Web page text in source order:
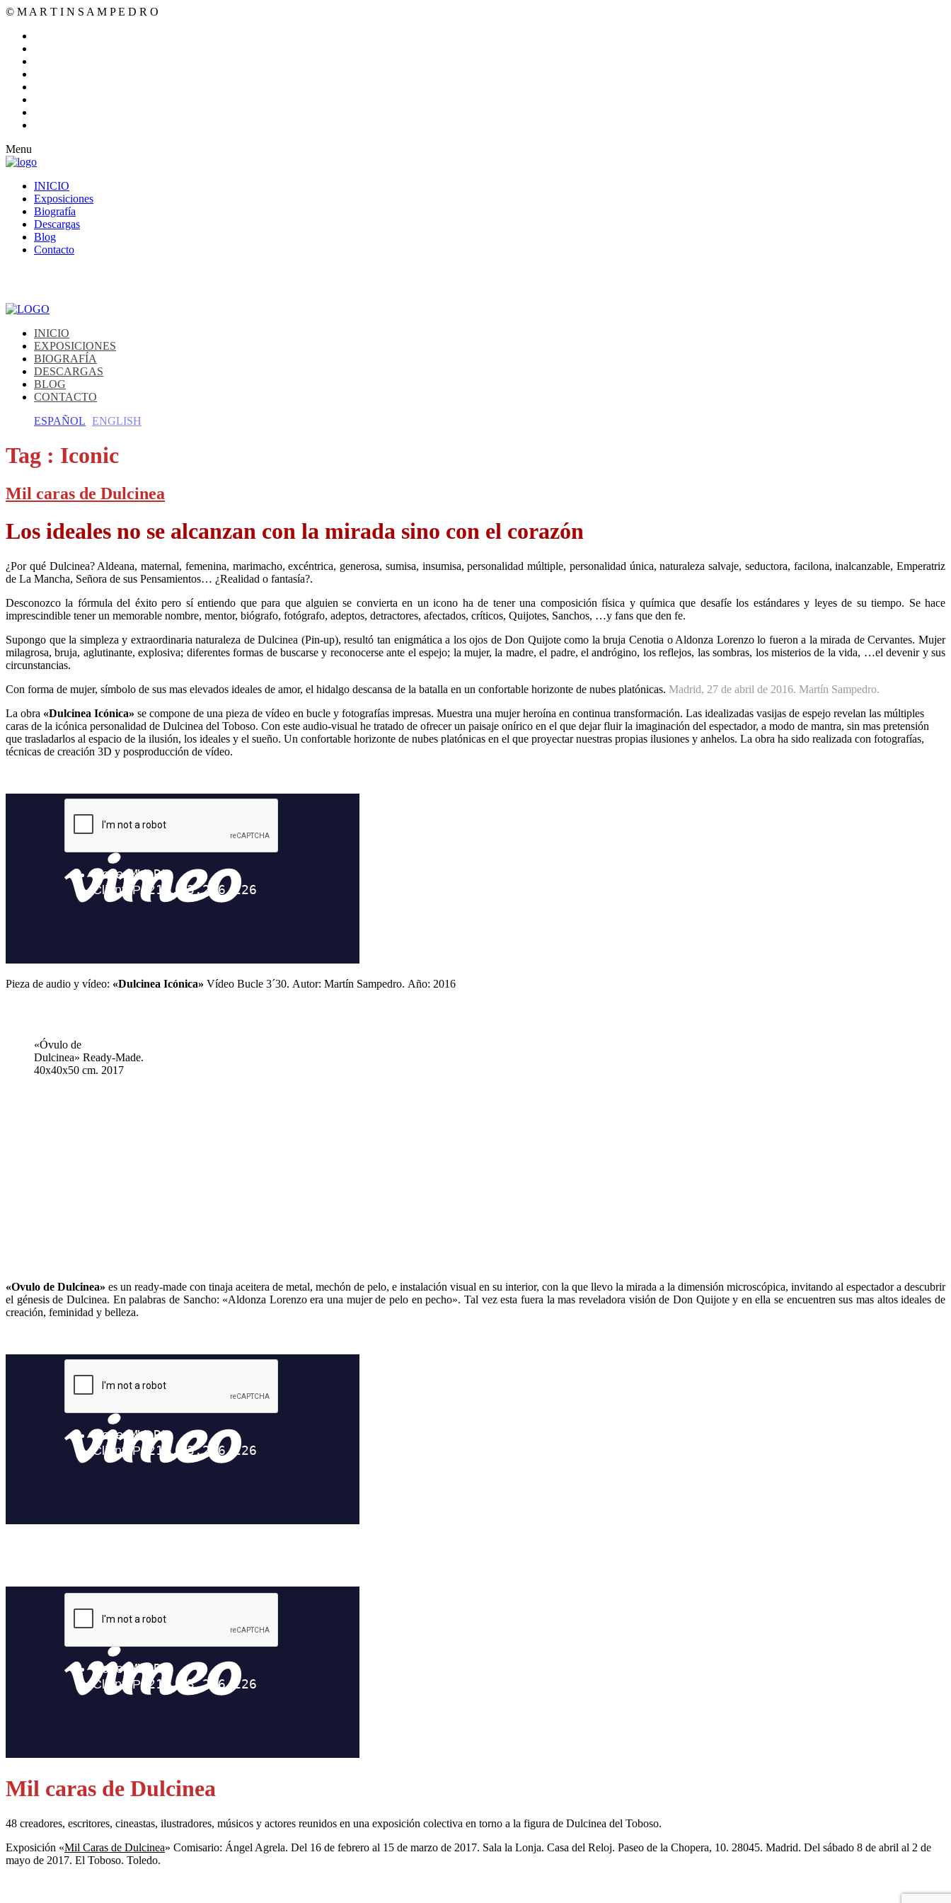
© M A R T I N S A M P E D R O
Menu
INICIO
Exposiciones
Biografía
Descargas
Blog
Contacto
INICIO
EXPOSICIONES
BIOGRAFÍA
DESCARGAS
BLOG
CONTACTO
ESPAÑOL ENGLISH
Tag : Iconic
Mil caras de Dulcinea
Los ideales no se alcanzan con la mirada sino con el corazón
¿Por qué Dulcinea? Aldeana, maternal, femenina, marimacho, excéntrica, generosa, sumisa, insumisa, personalidad múltiple, personalidad única, naturaleza salvaje, seductora, facilona, inalcanzable, Emperatriz
de La Mancha, Señora de sus Pensamientos… ¿Realidad o fantasía?.
Desconozco la fórmula del éxito pero sí entiendo que para que alguien se convierta en un icono ha de tener una composición física y química que desafíe los estándares y leyes de su tiempo. Se hace
imprescindible tener un memorable nombre, mentor, biógrafo, fotógrafo, adeptos, detractores, afectados, críticos, Quijotes, Sanchos, …y fans que den fe.
Supongo que la simpleza y extraordinaria naturaleza de Dulcinea (Pin-up), resultó tan enigmática a los ojos de Don Quijote como la bruja Cenotia o Aldonza Lorenzo lo fueron a la mirada de Cervantes. Mujer
milagrosa, bruja, aglutinante, explosiva; diferentes formas de buscarse y reconocerse ante el espejo; la mujer, la madre, el padre, el andrógino, los reflejos, las sombras, los misterios de la vida, …el devenir y sus
circunstancias.
Con forma de mujer, símbolo de sus mas elevados ideales de amor, el hidalgo descansa de la batalla en un confortable horizonte de nubes platónicas. Madrid, 27 de abril de 2016. Martín Sampedro.
La obra «Dulcinea Icónica» se compone de una pieza de vídeo en bucle y fotografías impresas. Muestra una mujer heroína en continua transformación. Las idealizadas vasijas de espejo revelan las múltiples
caras de la icónica personalidad de Dulcinea del Toboso. Con este audio-visual he tratado de ofrecer un paisaje onírico en el que dejar fluir la imaginación del espectador, a modo de mantra, sin mas pretensión
que trasladarlos al espacio de la ilusión, los ideales y el sueño. Un confortable horizonte de nubes platónicas en el que proyectar nuestras propias ilusiones y anhelos. La obra ha sido realizada con fotografías,
técnicas de creación 3D y posproducción de vídeo.
Pieza de audio y vídeo: «Dulcinea Icónica» Vídeo Bucle 3´30. Autor: Martín Sampedro. Año: 2016
«Óvulo de
Dulcinea» Ready-Made.
40x40x50 cm. 2017
«Ovulo de Dulcinea» es un ready-made con tinaja aceitera de metal, mechón de pelo, e instalación visual en su interior, con la que llevo la mirada a la dimensión microscópica, invitando al espectador a descubrir
el génesis de Dulcinea. En palabras de Sancho: «Aldonza Lorenzo era una mujer de pelo en pecho». Tal vez esta fuera la mas reveladora visión de Don Quijote y en ella se encuentren sus mas altos ideales de
creación, feminidad y belleza.
Mil caras de Dulcinea
48 creadores, escritores, cineastas, ilustradores, músicos y actores reunidos en una exposición colectiva en torno a la figura de Dulcinea del Toboso.
Exposición «Mil Caras de Dulcinea» Comisario: Ángel Agrela. Del 16 de febrero al 15 de marzo de 2017. Sala la Lonja. Casa del Reloj. Paseo de la Chopera, 10. 28045. Madrid. Del sábado 8 de abril al 2 de
mayo de 2017. El Toboso. Toledo.